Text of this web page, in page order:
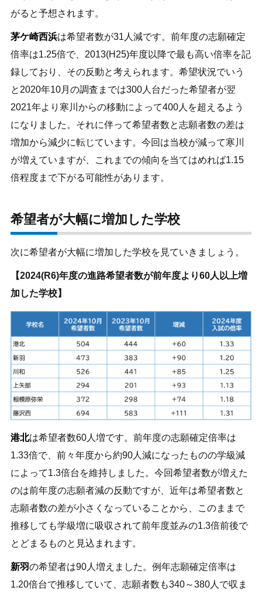
がると予想されます。
茅ケ崎西浜は希望者数が31人減です。前年度の志願確定
倍率は1.25倍で、2013(H25)年度以降で最も高い倍率を記
録しており、その反動と考えられます。希望状況でいう
と2020年10月の調査までは300人台だった希望者が翌
2021年より寒川からの移動によって400人を超えるよう
になりました。それに伴って希望者数と志願者数の差は
増加から減少に転じています。今回は当校が減って寒川
が増えていますが、これまでの傾向を当てはめれば1.15
倍程度まで下がる可能性があります。
希望者が大幅に増加した学校
次に希望者が大幅に増加した学校を見ていきましょう。
【2024(R6)年度の進路希望者数が前年度より60人以上増
加した学校】
港北は希望者数60人増です。前年度の志願確定倍率は
1.33倍で、前々年度から約90人減になったものの学級減
によって1.3倍台を維持しました。今回希望者数が増えた
のは前年度の志願者減の反動ですが、近年は希望者数と
志願者数の差が小さくなっていることから、このままで
推移しても学級増に吸収されて前年度並みの1.3倍前後で
とどまるものと見込まれます。
新羽の希望者は90人増えました。例年志願確定倍率は
1.20倍台で推移していて、志願者数も340～380人で収ま